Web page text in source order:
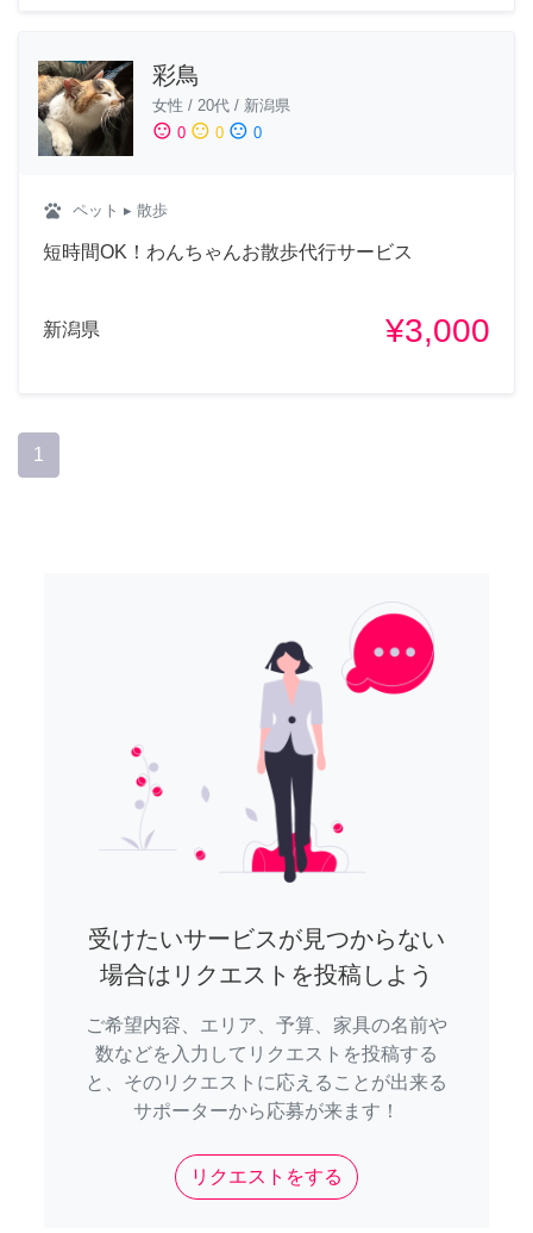
彩鳥
女性 / 20代 / 新潟県
sentiment_satisfied 0 sentiment_neutral 0 sentiment_dissatisfied 0
pets ペット ▸ 散歩
短時間OK！わんちゃんお散歩代行サービス
新潟県 ¥3,000
1
受けたいサービスが見つからない
場合はリクエストを投稿しよう
ご希望内容、エリア、予算、家具の名前や
数などを入力してリクエストを投稿する
と、そのリクエストに応えることが出来る
サポーターから応募が来ます！
リクエストをする